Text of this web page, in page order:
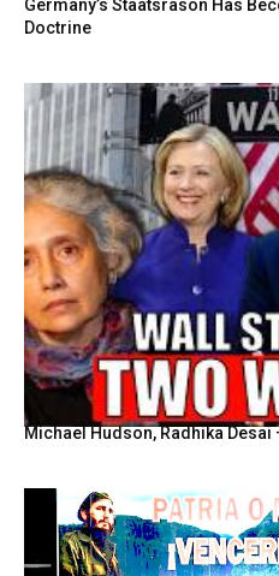
Germany’s Staatsräson Has
Doctrine
Michael Hudson, Radhika Desai